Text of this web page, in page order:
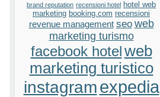
brand reputation recensioni hotel hotel web
marketing booking.com recensioni
revenue management seo web
marketing turismo
facebook hotelweb
marketing turistico
instagramexpedia